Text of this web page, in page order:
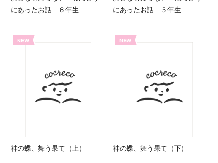
にあったお話 ６年生
にあったお話 ５年生
NEW
神の蝶、舞う果て（上）
NEW
神の蝶、舞う果て（下）